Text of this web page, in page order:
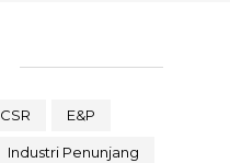
CSR E&P
Industri Penunjang